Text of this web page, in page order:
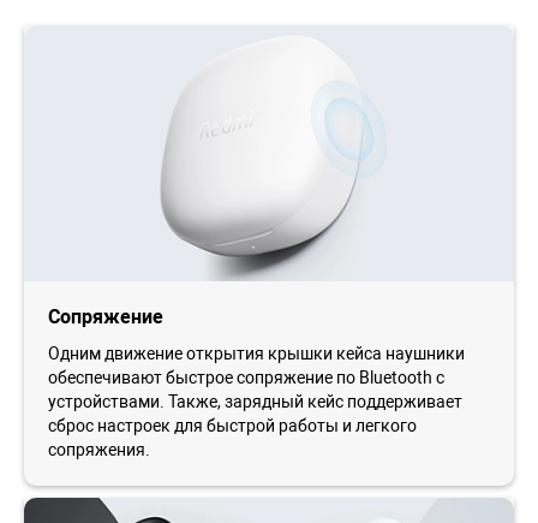
Сопряжение
Одним движение открытия крышки кейса наушники
обеспечивают быстрое сопряжение по Bluetooth с
устройствами. Также, зарядный кейс поддерживает
сброс настроек для быстрой работы и легкого
сопряжения.